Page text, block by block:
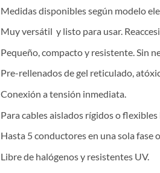
Medidas disponibles según modelo
Muy versátil y listo para usar.
Pequeño, compacto y resistente. Sin
Pre-rellenados de gel reticulado,
Conexión a tensión inmediata.
Para cables aislados rígidos o flexibles
Hasta 5 conductores en una sola fase
Libre de halógenos y resistentes UV.